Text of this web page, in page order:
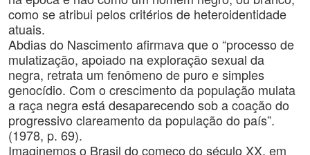
como se atribui pelos critérios de heteroidentidade
atuais.
Abdias do Nascimento afirmava que o “processo de
mulatização, apoiado na exploração sexual da
negra, retrata um fenômeno de puro e simples
genocídio. Com o crescimento da população mulata
a raça negra está desaparecendo sob a coação do
progressivo clareamento da população do país”.
(1978, p. 69).
Imaginemos o Brasil do começo do século XX, em